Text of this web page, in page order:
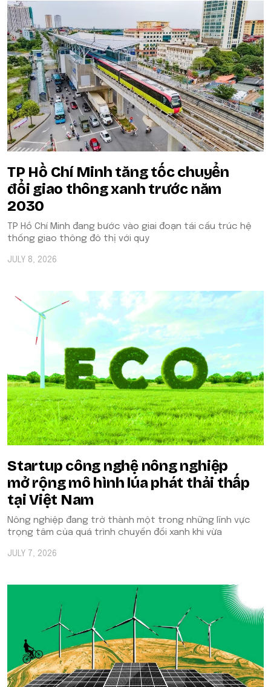
TP Hồ Chí Minh tăng tốc chuyển
đổi giao thông xanh trước năm
2030
TP Hồ Chí Minh đang bước vào giai đoạn tái cấu trúc hệ
thống giao thông đô thị với quy
JULY 8, 2026
Startup công nghệ nông nghiệp
mở rộng mô hình lúa phát thải thấp
tại Việt Nam
Nông nghiệp đang trở thành một trong những lĩnh vực
trọng tâm của quá trình chuyển đổi xanh khi vừa
JULY 7, 2026